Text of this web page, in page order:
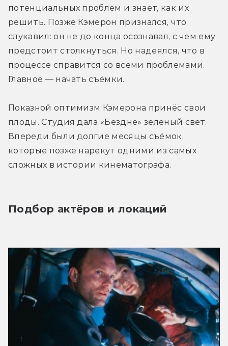
потенциальных проблем и знает, как их
решить. Позже Кэмерон признался, что
слукавил: он не до конца осознавал, с чем ему
предстоит столкнуться. Но надеялся, что в
процессе справится со всеми проблемами.
Главное — начать съёмки.
Показной оптимизм Кэмерона принёс свои
плоды. Студия дала «Бездне» зелёный свет.
Впереди были долгие месяцы съёмок,
которые позже нарекут одними из самых
сложных в истории кинематографа.
Подбор актёров и локаций